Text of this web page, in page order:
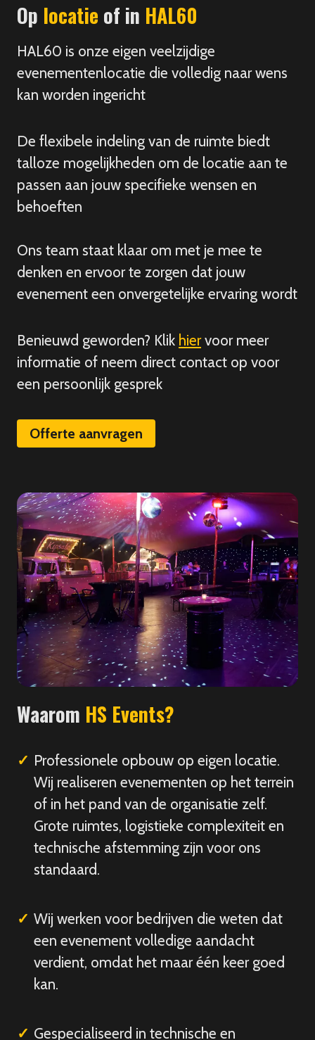
Op locatie of in HAL60
HAL60 is onze eigen veelzijdige
evenementenlocatie die volledig naar wens
kan worden ingericht
De flexibele indeling van de ruimte biedt
talloze mogelijkheden om de locatie aan te
passen aan jouw specifieke wensen en
behoeften
Ons team staat klaar om met je mee te
denken en ervoor te zorgen dat jouw
evenement een onvergetelijke ervaring wordt
Benieuwd geworden? Klik hiervoor meer
informatie of neem direct contact op voor
een persoonlijk gesprek
Offerte aanvragen
Waarom HS Events?
Professionele opbouw op eigen locatie.
Wij realiseren evenementen op het terrein
of in het pand van de organisatie zelf.
Grote ruimtes, logistieke complexiteit en
technische afstemming zijn voor ons
standaard.
Wij werken voor bedrijven die weten dat
een evenement volledige aandacht
verdient, omdat het maar één keer goed
kan.
Gespecialiseerd in technische en